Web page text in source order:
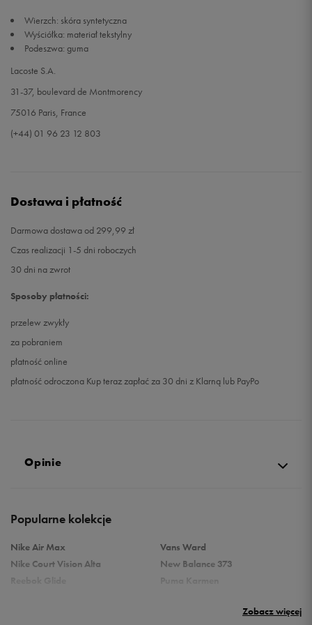
Wierzch: skóra syntetyczna
Wyściółka: materiał tekstylny
Podeszwa: guma
Lacoste S.A.
31-37, boulevard de Montmorency
75016 Paris, France
(+44) 01 96 23 12 803
Dostawa i płatność
Darmowa dostawa od 299,99 zł
Czas realizacji 1-5 dni roboczych
30 dni na zwrot
Sposoby płatności:
przelew zwykły
za pobraniem
płatność online
płatność odroczona Kup teraz zapłać za 30 dni z Klarną lub PayPo
Opinie
Popularne kolekcje
Nike Air Max
Nike Court Vision Alta
Vans Ward
New Balance 373
Zobacz więcej